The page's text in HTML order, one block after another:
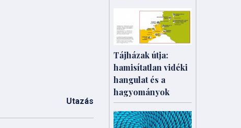
Utazás
Tájházak útja:
hamisítatlan vidéki
hangulat és a
hagyományok